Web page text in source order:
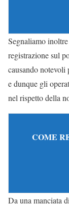
Segnaliamo
registrazione sul
causando
e dunque gli
nel rispetto della
COME
Da una manciata